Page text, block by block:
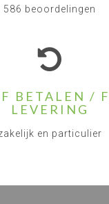
586 beoordelingen
BETALEN /
LEVERING
en particulier